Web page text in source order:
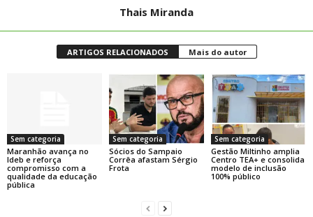
Thais Miranda
ARTIGOS RELACIONADOS Mais do autor
Sem categoria
Maranhão avança no
Ideb e reforça
compromisso com a
qualidade da educação
pública
Sem categoria
Sócios do Sampaio
Corrêa afastam Sérgio
Frota
Sem categoria
Gestão Miltinho amplia
Centro TEA+ e consolida
modelo de inclusão
100% público